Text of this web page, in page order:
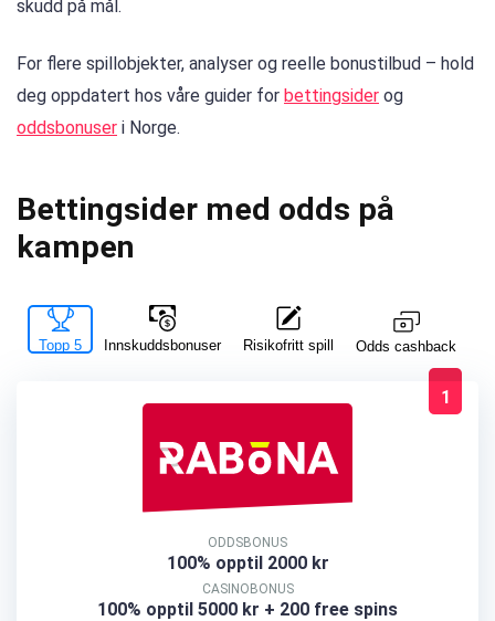
skudd på mål.
For flere spillobjekter, analyser og reelle bonustilbud – hold
deg oppdatert hos våre guider for bettingsider og
oddsbonuser i Norge.
Bettingsider med odds på
kampen
Topp 5 Innskuddsbonuser Risikofritt spill Odds cashback
1
ODDSBONUS
100% opptil 2000 kr
CASINOBONUS
100% opptil 5000 kr + 200 free spins